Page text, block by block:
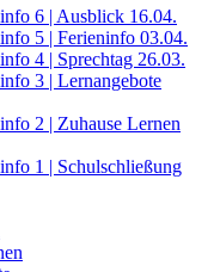
6 | Ausblick 16.04.
5 | Ferieninfo 03.04.
4 | Sprechtag 26.03.
3 | Lernangebote
2 | Zuhause Lernen
1 | Schulschließung